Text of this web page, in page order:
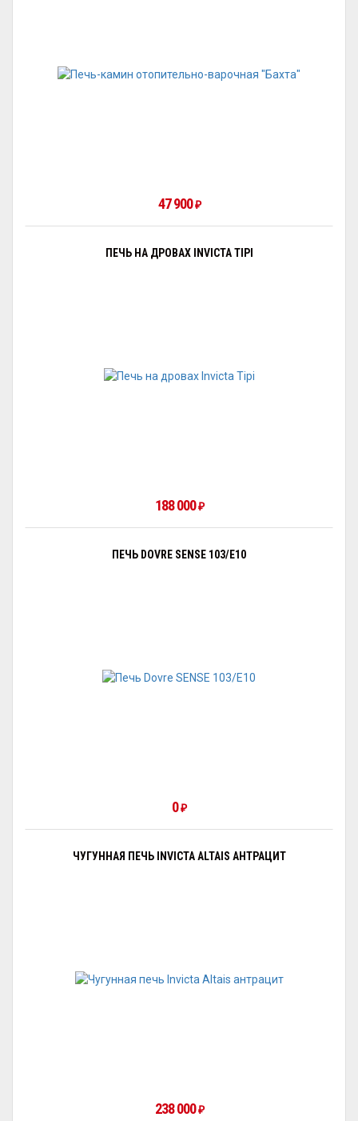
47 900₽
ПЕЧЬ НА ДРОВАХ INVICTA TIPI
188 000₽
ПЕЧЬ DOVRE SENSE 103/E10
0₽
ЧУГУННАЯ ПЕЧЬ INVICTA ALTAIS АНТРАЦИТ
238 000₽